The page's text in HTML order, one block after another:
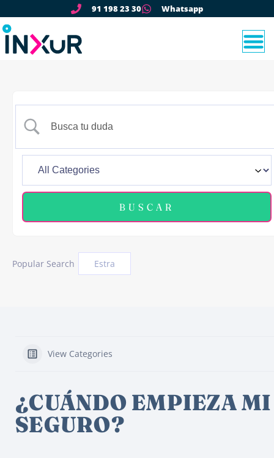
91 198 23 30 Whatsapp
Popular Search Estra
View Categories
¿CUÁNDO EMPIEZA MI
SEGURO?